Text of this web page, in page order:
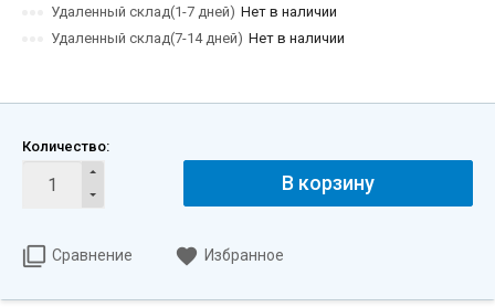
Удаленный склад(1-7 дней) Нет в наличии
Удаленный склад(7-14 дней) Нет в наличии
Количество:
В корзину
Сравнение Избранное